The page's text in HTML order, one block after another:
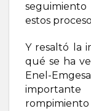
estos
Y resaltó la
qué se ha
Enel-